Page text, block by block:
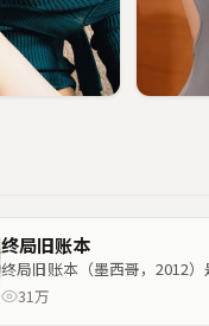
终局旧账本
终局旧账本（墨西哥，2012
31万